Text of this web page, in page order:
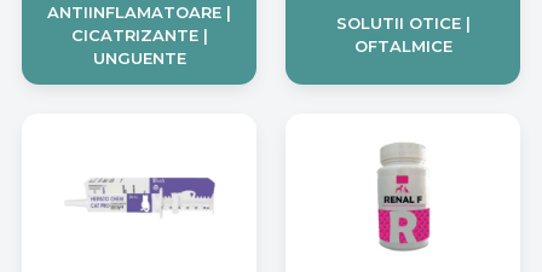
ANTIINFLAMATOARE |
CICATRIZANTE |
UNGUENTE
SOLUTII OTICE |
OFTALMICE